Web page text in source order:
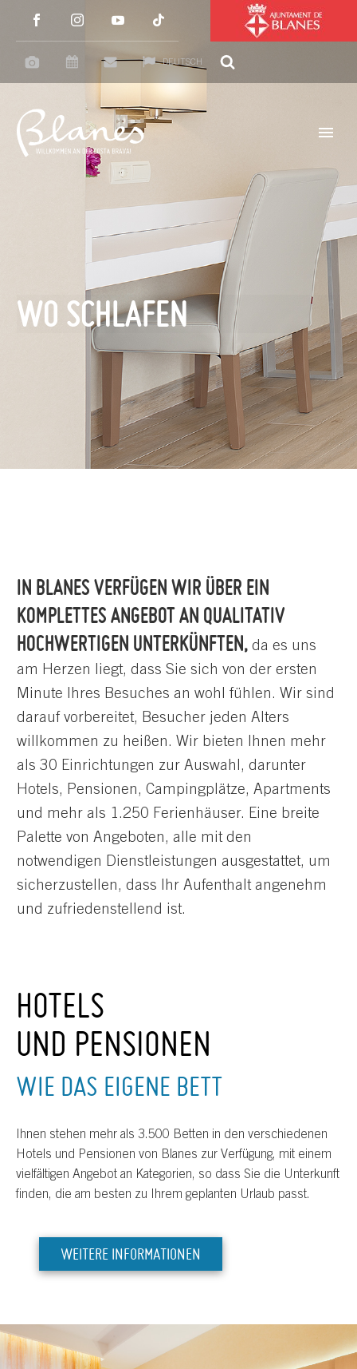
DEUTSCH
WO SCHLAFEN
IN BLANES VERFÜGEN WIR ÜBER EIN
KOMPLETTES ANGEBOT AN QUALITATIV
HOCHWERTIGEN UNTERKÜNFTEN, da es uns
am Herzen liegt, dass Sie sich von der ersten
Minute Ihres Besuches an wohl fühlen. Wir sind
darauf vorbereitet, Besucher jeden Alters
willkommen zu heißen. Wir bieten Ihnen mehr
als 30 Einrichtungen zur Auswahl, darunter
Hotels, Pensionen, Campingplätze, Apartments
und mehr als 1.250 Ferienhäuser. Eine breite
Palette von Angeboten, alle mit den
notwendigen Dienstleistungen ausgestattet, um
sicherzustellen, dass Ihr Aufenthalt angenehm
und zufriedenstellend ist.
HOTELS
UND PENSIONEN
WIE DAS EIGENE BETT
Ihnen stehen mehr als 3.500 Betten in den verschiedenen
Hotels und Pensionen von Blanes zur Verfügung, mit einem
vielfältigen Angebot an Kategorien, so dass Sie die Unterkunft
finden, die am besten zu Ihrem geplanten Urlaub passt.
WEITERE INFORMATIONEN